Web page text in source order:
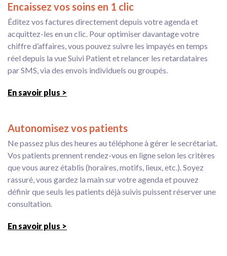
Encaissez vos soins en 1 clic
Éditez vos factures directement depuis votre agenda et
acquittez-les en un clic. Pour optimiser davantage votre
chiffre d’affaires, vous pouvez suivre les impayés en temps
réel depuis la vue Suivi Patient et relancer les retardataires
par SMS, via des envois individuels ou groupés.
En savoir plus >
Autonomisez vos patients
Ne passez plus des heures au téléphone à gérer le secrétariat.
Vos patients prennent rendez-vous en ligne selon les critères
que vous aurez établis (horaires, motifs, lieux, etc.). Soyez
rassuré, vous gardez la main sur votre agenda et pouvez
définir que seuls les patients déjà suivis puissent réserver une
consultation.
En savoir plus >